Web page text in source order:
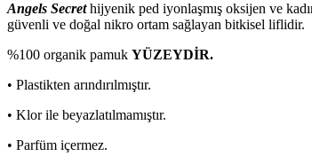
Angels Secrethijyenik ped iyonlaşmış oksijen ve
güvenli ve doğal nikro ortam sağlayan bitkisel liflidir.
%100 organik pamuk YÜZEYDİR.
• Plastikten arındırılmıştır.
• Klor ile beyazlatılmamıştır.
• Parfüm içermez.